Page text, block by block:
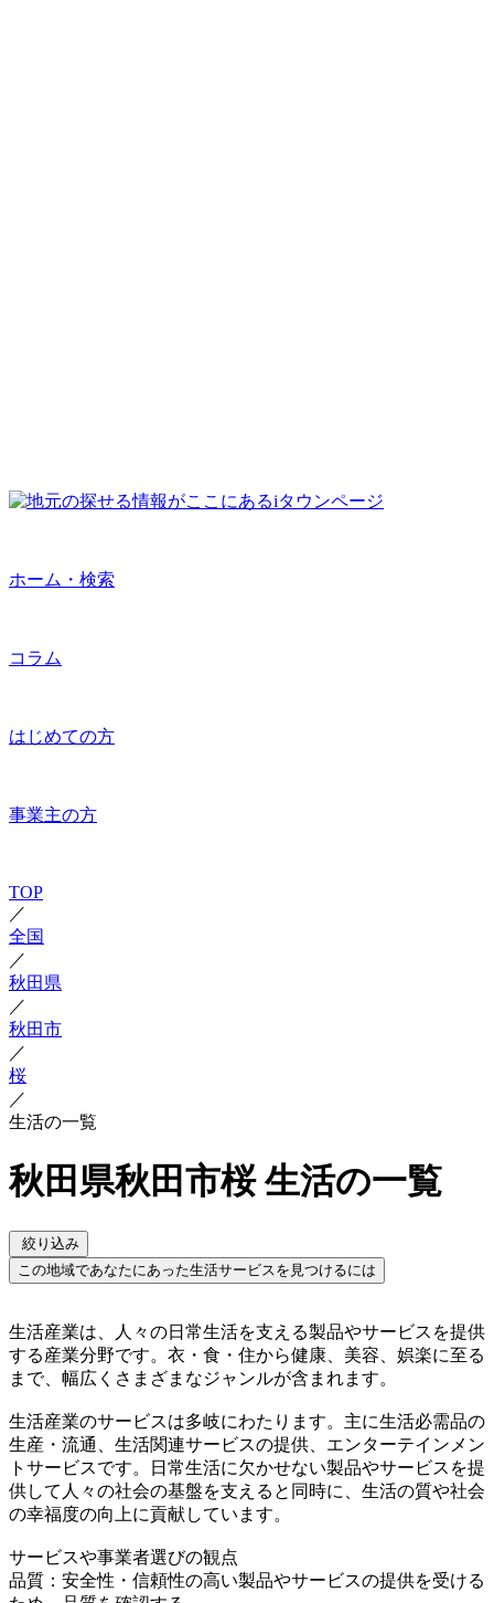
ホーム・検索
コラム
はじめての方
事業主の方
TOP
／
全国
／
秋田県
／
秋田市
／
桜
／
生活の一覧
秋田県秋田市桜 生活の一覧
絞り込み
この地域であなたにあった生活サービスを見つけるには
生活産業は、人々の日常生活を支える製品やサービスを提供
する産業分野です。衣・食・住から健康、美容、娯楽に至る
まで、幅広くさまざまなジャンルが含まれます。
生活産業のサービスは多岐にわたります。主に生活必需品の
生産・流通、生活関連サービスの提供、エンターテインメン
トサービスです。日常生活に欠かせない製品やサービスを提
供して人々の社会の基盤を支えると同時に、生活の質や社会
の幸福度の向上に貢献しています。
サービスや事業者選びの観点
品質：安全性・信頼性の高い製品やサービスの提供を受ける